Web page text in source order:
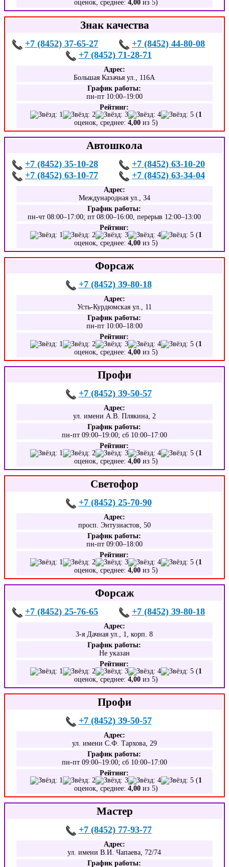
оценок, среднее:4,00 из 5)
Знак качества
+7 (8452) 37-65-27
+7 (8452) 44-80-08
+7 (8452) 71-28-71
Адрес:
Большая Казачья ул., 116А
График работы:
пн-пт 10:00–19:00
Рейтинг:
(1
оценок, среднее:4,00 из 5)
Автошкола
+7 (8452) 35-10-28
+7 (8452) 63-10-20
+7 (8452) 63-10-77
+7 (8452) 63-34-04
Адрес:
Международная ул., 34
График работы:
пн-чт 08:00–17:00; пт 08:00–16:00, перерыв 12:00–13:00
Рейтинг:
(1
оценок, среднее:4,00 из 5)
Форсаж
+7 (8452) 39-80-18
Адрес:
Усть-Курдюмская ул., 11
График работы:
пн-пт 10:00–18:00
Рейтинг:
(1
оценок, среднее:4,00 из 5)
Профи
+7 (8452) 39-50-57
Адрес:
ул. имени А.В. Плякина, 2
График работы:
пн-пт 09:00–19:00; сб 10:00–17:00
Рейтинг:
(1
оценок, среднее:4,00 из 5)
Светофор
+7 (8452) 25-70-90
Адрес:
просп. Энтузиастов, 50
График работы:
пн-пт 09:00–18:00
Рейтинг:
(1
оценок, среднее:4,00 из 5)
Форсаж
+7 (8452) 25-76-65 +7 (8452) 39-80-18
Адрес:
3-я Дачная ул., 1, корп. 8
График работы:
Не указан
Рейтинг:
(1
оценок, среднее:4,00 из 5)
Профи
+7 (8452) 39-50-57
Адрес:
ул. имени С.Ф. Тархова, 29
График работы:
пн-пт 09:00–19:00; сб 10:00–17:00
Рейтинг:
(1
оценок, среднее:4,00 из 5)
Мастер
+7 (8452) 77-93-77
Адрес:
ул. имени В.И. Чапаева, 72/74
График работы: